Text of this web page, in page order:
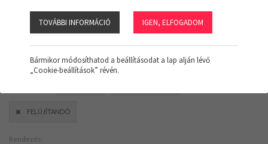
Szűrő megjelenítése
FELÚJÍTANDÓ
Rendezés:
TOVÁBBI INFORMÁCIÓ IGEN, ELFOGADOM
Bármikor módosíthatod a beállításodat a lap alján lévő
„Cookie-beállítások” révén.